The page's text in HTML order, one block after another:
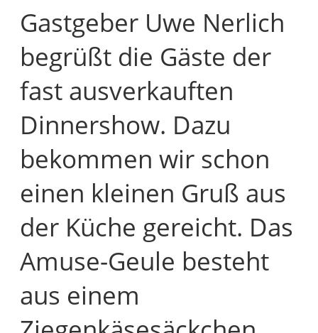
Gastgeber Uwe Nerlich
begrüßt die Gäste der
fast ausverkauften
Dinnershow. Dazu
bekommen wir schon
einen kleinen Gruß aus
der Küche gereicht. Das
Amuse-Geule besteht
aus einem